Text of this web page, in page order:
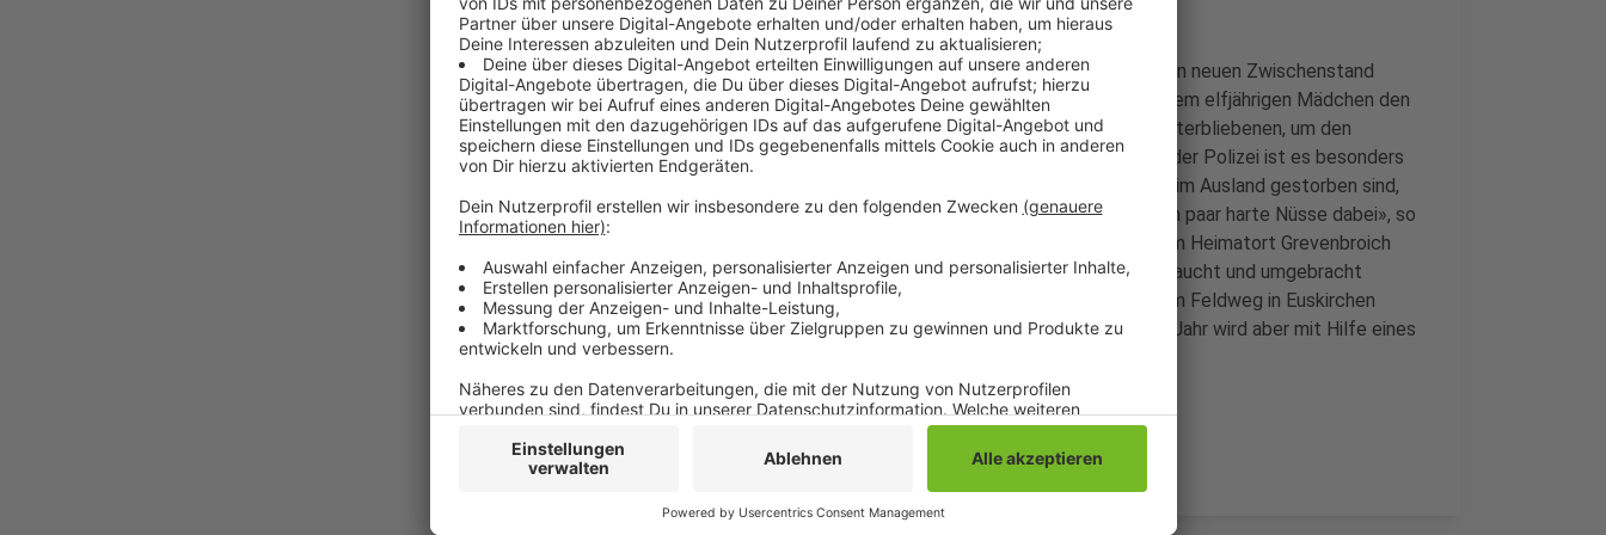
Im Mordfall Claudia Ruf hat die zuständige Polizei Bonn jetzt einen neuen Zwischenstand
bekannt gegeben. Demnach fehlen 25 Jahre nach dem Mord an dem elfjährigen Mädchen den
Ermittlern noch DNA-Proben von rund 200 Männern oder ihren Hinterbliebenen, um den
großangelegten DNA-Massen-Test abschließen zu können. Laut der Polizei ist es besonders
schwierig, von Männern, die mehrfach umgezogen und schließlich im Ausland gestorben sind,
noch Angehörige für einen DNA-Abgleich zu ermitteln. «Es sind ein paar harte Nüsse dabei», so
die zuständigen Ermittler. Claudia Ruf war am 11. Mai 1996 in ihrem Heimatort Grevenbroich
Hemmerden südwestlich von Düsseldorf entführt, sexuell missbraucht und umgebracht
worden. Ihre Leiche wurde später 70 Kilometer entfernt auf einem Feldweg in Euskirchen
gefunden. Bis heute ist der Fall nicht aufgeklärt. Seit über einem Jahr wird aber mit Hilfe eines
Massengentests in der Region nach dem Täter gesucht.
Anzeige